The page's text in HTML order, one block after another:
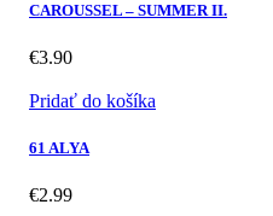
CAROUSSEL – SUMMER II.
€3.90
Pridať do košíka
61 ALYA
€2.99